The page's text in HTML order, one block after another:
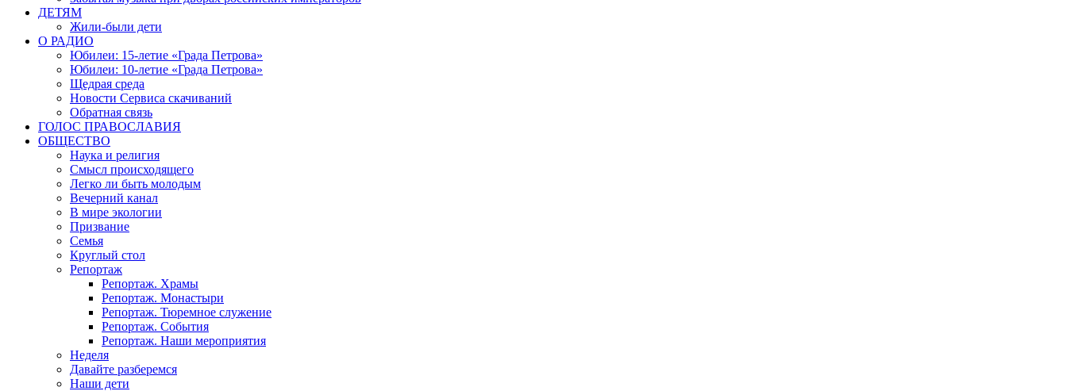
ДЕТЯМ
Жили-были дети
О РАДИО
Юбилеи: 15-летие «Града Петрова»
Юбилеи: 10-летие «Града Петрова»
Щедрая среда
Новости Сервиса скачиваний
Обратная связь
ГОЛОС ПРАВОСЛАВИЯ
ОБЩЕСТВО
Наука и религия
Смысл происходящего
Легко ли быть молодым
Вечерний канал
В мире экологии
Призвание
Семья
Круглый стол
Репортаж
Репортаж. Храмы
Репортаж. Монастыри
Репортаж. Тюремное служение
Репортаж. События
Репортаж. Наши мероприятия
Неделя
Давайте разберемся
Наши дети